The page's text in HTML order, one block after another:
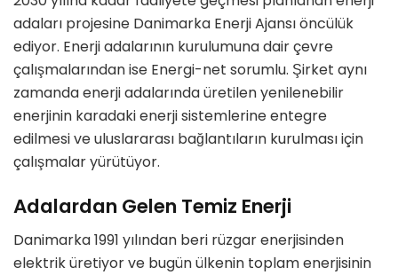
adaları projesine Danimarka Enerji Ajansı öncülük
ediyor. Enerji adalarının kurulumuna dair çevre
çalışmalarından ise Energi-net sorumlu. Şirket aynı
zamanda enerji adalarında üretilen yenilenebilir
enerjinin karadaki enerji sistemlerine entegre
edilmesi ve uluslararası bağlantıların kurulması için
çalışmalar yürütüyor.
Adalardan Gelen Temiz Enerji
Danimarka 1991 yılından beri rüzgar enerjisinden
elektrik üretiyor ve bugün ülkenin toplam enerjisinin